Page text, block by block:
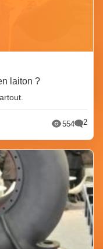
laiton ?
554 2